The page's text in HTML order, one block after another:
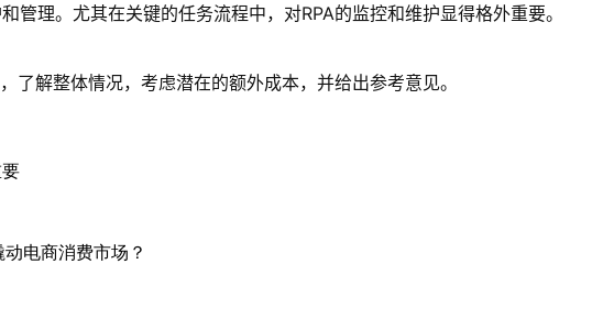
管理。尤其在关键的任务流程中，对RPA的监控和维护显得格外重要。
了解整体情况，考虑潜在的额外成本，并给出参考意见。
电商消费市场？